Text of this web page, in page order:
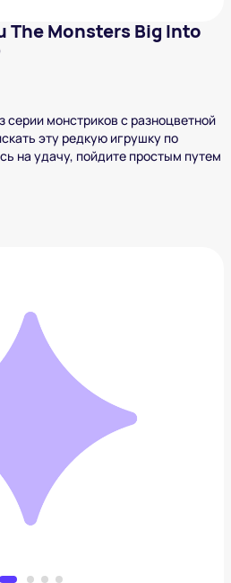
The Monsters Big Into
монстриков с разноцветной
эту редкую игрушку по
на удачу, пойдите простым путем
Wild But Cutie Series
в вишлист